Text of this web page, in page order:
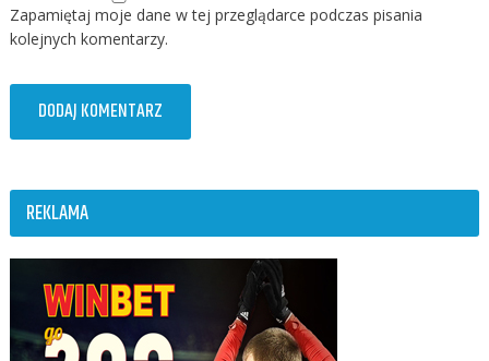
Zapamiętaj moje dane w tej przeglądarce podczas pisania
kolejnych komentarzy.
REKLAMA